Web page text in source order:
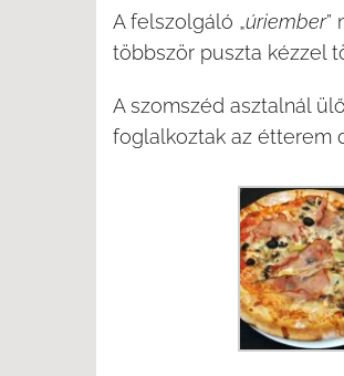
A felszolgáló „úriember”
többször puszta kézzel
A szomszéd asztalnál
foglalkoztak az étterem